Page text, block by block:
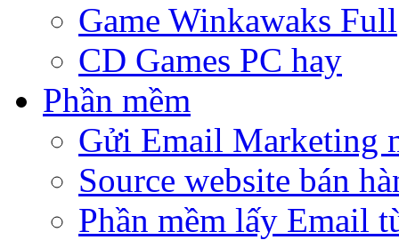
Game Winkawaks Full
CD Games PC hay
Phần mềm
Gửi Email Marketing
Source website bán
Phần mềm lấy Email